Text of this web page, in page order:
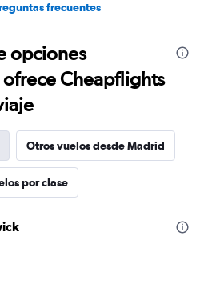
frecuentes
opciones
Cheapflights
Otros vuelos desde Madrid
por clase